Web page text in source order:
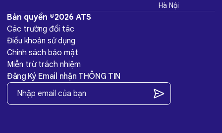
Hà Nội
Bản quyền ©2026 ATS
Các trường đối tác
Điều khoản sử dụng
Chính sách bảo mật
Miễn trừ trách nhiệm
Đăng Ký Email nhận THÔNG TIN